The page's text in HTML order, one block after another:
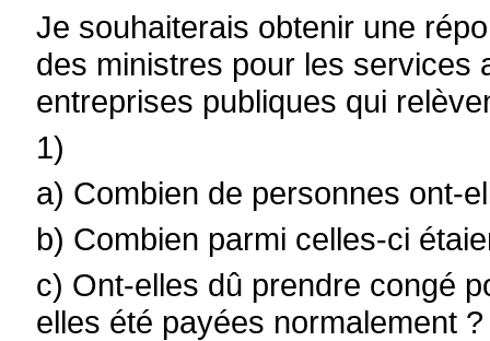
Je souhaiterais obtenir une
des ministres pour les services
entreprises publiques qui
1)
a) Combien de personnes ont-
b) Combien parmi celles-ci
c) Ont-elles dû prendre congé
elles été payées normalement ?